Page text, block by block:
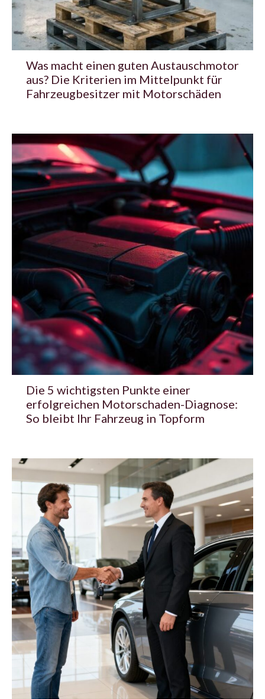
Was macht einen guten Austauschmotor
aus? Die Kriterien im Mittelpunkt für
Fahrzeugbesitzer mit Motorschäden
Die 5 wichtigsten Punkte einer
erfolgreichen Motorschaden-Diagnose:
So bleibt Ihr Fahrzeug in Topform